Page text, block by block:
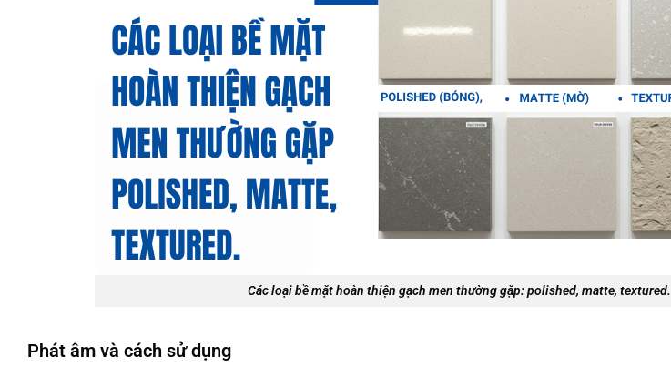
Các loại bề mặt hoàn thiện gạch men thường gặp: polished, matte, textured.
Phát âm và cách sử dụng